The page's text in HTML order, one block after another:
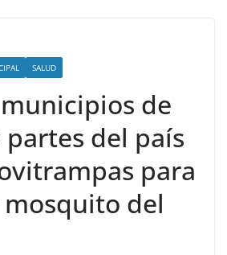
SALUD
de
del país
para
del